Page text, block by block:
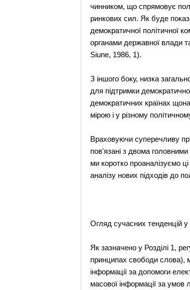
чинником, що спрямовує
ринкових сил. Як буде
демократичної політичної
органами державної влади
Sіune, 1986, 1).
З іншого боку, низка
для підтримки
демократичних країнах
мірою і у різному
Враховуючи суперечливу
пов'язані з двома
ми коротко проаналізуємо
аналізу нових підходів до
Огляд сучасних тенденцій
Як зазначено у Розділі 1,
принципах свободи слова),
інформації за допомоги
масової інформації за умов